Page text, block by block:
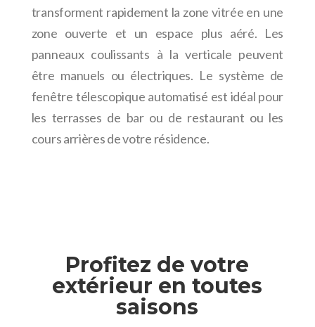
transforment rapidement la zone vitrée en une
zone ouverte et un espace plus aéré. Les
panneaux coulissants à la verticale peuvent
être manuels ou électriques. Le système de
fenêtre télescopique automatisé est idéal pour
les terrasses de bar ou de restaurant ou les
cours arrières de votre résidence.
Profitez de votre
extérieur en toutes
saisons